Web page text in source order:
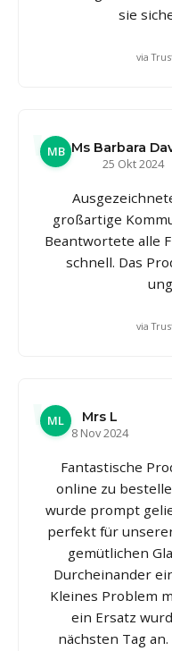
sie
via
MB Ms Barbara
25 Okt 2024
großartige
Beantwortete alle
schnell. Das
via
ML
Mrs L
8 Nov 2024
Fantastische
online zu
wurde prompt
perfekt für
gemütlichen
Durcheinander
Kleines Problem
ein Ersatz
nächsten Tag